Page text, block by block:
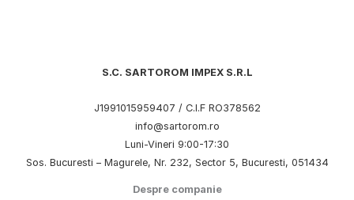
S.C. SARTOROM IMPEX S.R.L
J1991015959407 / C.I.F RO378562
info@sartorom.ro
Luni-Vineri 9:00-17:30
Sos. Bucuresti – Magurele, Nr. 232, Sector 5, Bucuresti, 051434
Despre companie